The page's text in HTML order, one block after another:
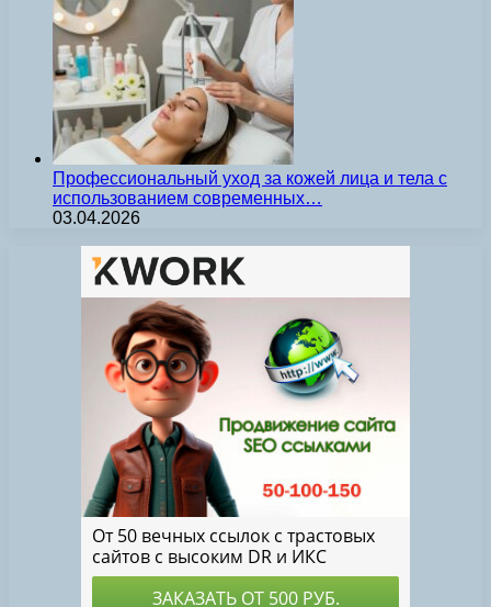
Профессиональный уход за кожей лица и тела с
использованием современных…
03.04.2026